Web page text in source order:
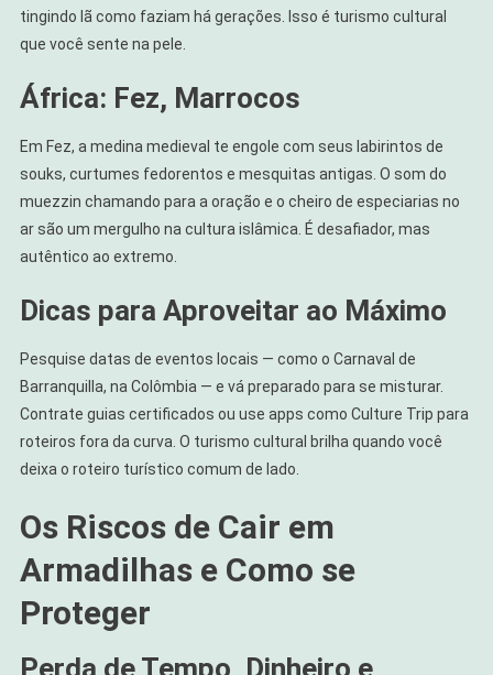
tingindo lã como faziam há gerações. Isso é turismo cultural
que você sente na pele.
África: Fez, Marrocos
Em Fez, a medina medieval te engole com seus labirintos de
souks, curtumes fedorentos e mesquitas antigas. O som do
muezzin chamando para a oração e o cheiro de especiarias no
ar são um mergulho na cultura islâmica. É desafiador, mas
autêntico ao extremo.
Dicas para Aproveitar ao Máximo
Pesquise datas de eventos locais — como o Carnaval de
Barranquilla, na Colômbia — e vá preparado para se misturar.
Contrate guias certificados ou use apps como Culture Trip para
roteiros fora da curva. O turismo cultural brilha quando você
deixa o roteiro turístico comum de lado.
Os Riscos de Cair em
Armadilhas e Como se
Proteger